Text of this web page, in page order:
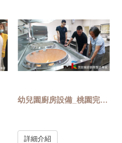
幼兒園廚房設備_桃園完工教育訓練
詳細介紹